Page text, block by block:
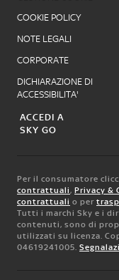
COOKIE POLICY
NOTE LEGALI
CORPORATE
DICHIARAZIONE DI
ACCESSIBILITA'
ACCEDI A
SKY GO
Per il consumatore
contrattuali, Privacy &
contrattuali o per
Tutti i marchi Sky e i
contenuti, sono di
utilizzati su licenza.
04619241005.